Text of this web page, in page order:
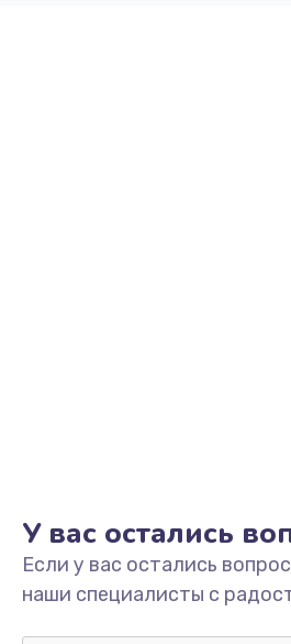
У вас остались
Если у вас остались
наши специалисты с